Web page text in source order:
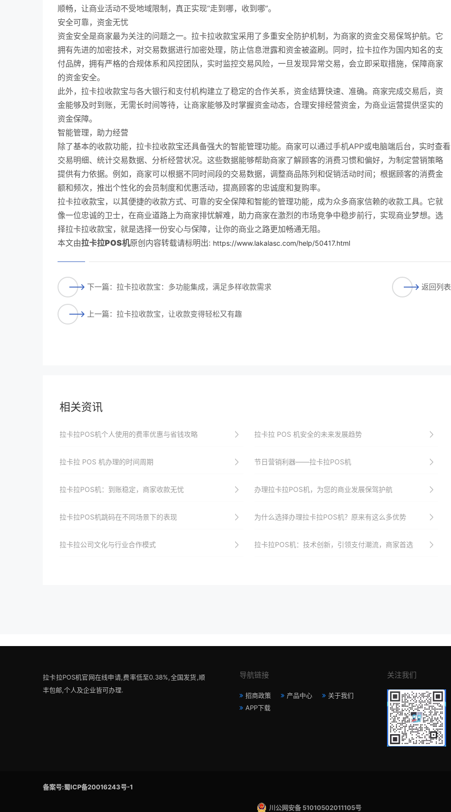
顺畅，让商业活动不受地域限制，真正实现“走到哪，收到哪”。
安全可靠，资金无忧
资金安全是商家最为关注的问题之一。拉卡拉收款宝采用了多重安全防护机制，为商家的资金交易保驾护航。它
拥有先进的加密技术，对交易数据进行加密处理，防止信息泄露和资金被盗刷。同时，拉卡拉作为国内知名的支
付品牌，拥有严格的合规体系和风控团队，实时监控交易风险，一旦发现异常交易，会立即采取措施，保障商家
的资金安全。
此外，拉卡拉收款宝与各大银行和支付机构建立了稳定的合作关系，资金结算快速、准确。商家完成交易后，资
金能够及时到账，无需长时间等待，让商家能够及时掌握资金动态，合理安排经营资金，为商业运营提供坚实的
资金保障。
智能管理，助力经营
除了基本的收款功能，拉卡拉收款宝还具备强大的智能管理功能。商家可以通过手机APP或电脑端后台，实时查看
交易明细、统计交易数据、分析经营状况。这些数据能够帮助商家了解顾客的消费习惯和偏好，为制定营销策略
提供有力依据。例如，商家可以根据不同时间段的交易数据，调整商品陈列和促销活动时间；根据顾客的消费金
额和频次，推出个性化的会员制度和优惠活动，提高顾客的忠诚度和复购率。
拉卡拉收款宝，以其便捷的收款方式、可靠的安全保障和智能的管理功能，成为众多商家信赖的收款工具。它就
像一位忠诚的卫士，在商业道路上为商家排忧解难，助力商家在激烈的市场竞争中稳步前行，实现商业梦想。选
择拉卡拉收款宝，就是选择一份安心与保障，让你的商业之路更加畅通无阻。
本文由拉卡拉POS机原创内容转载请标明出: https://www.lakalasc.com/help/50417.html
下一篇：拉卡拉收款宝：多功能集成，满足多样收款需求
上一篇：拉卡拉收款宝，让收款变得轻松又有趣
返回列表
相关资讯
拉卡拉POS机个人使用的费率优惠与省钱攻略 拉卡拉 POS 机安全的未来发展趋势
拉卡拉 POS 机办理的时间周期 节日营销利器——拉卡拉POS机
拉卡拉POS机：到账稳定，商家收款无忧 办理拉卡拉POS机，为您的商业发展保驾护航
拉卡拉POS机跳码在不同场景下的表现 为什么选择办理拉卡拉POS机？原来有这么多优势
拉卡拉公司文化与行业合作模式 拉卡拉POS机：技术创新，引领支付潮流，商家首选
拉卡拉POS机官网在线申请,费率低至0.38%,全国发货,顺
丰包邮,个人及企业皆可办理.
导航链接
招商政策 产品中心
关于我们
APP下载
关注我们
备案号:蜀ICP备20016243号-1
川公网安备 51010502011105号